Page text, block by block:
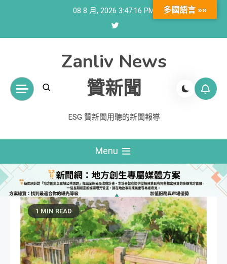
08 8 月, 2026 3:47:17 PM
Zanliv News
贊新聞
ESG 贊新聞用聽的新聞報導
Menu
1 MIN READ
多國語言 »»